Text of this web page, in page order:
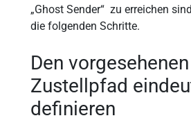
„Ghost Sender“ zu erreichen
die folgenden Schritte.
Den vorgesehenen
Zustellpfad
definieren